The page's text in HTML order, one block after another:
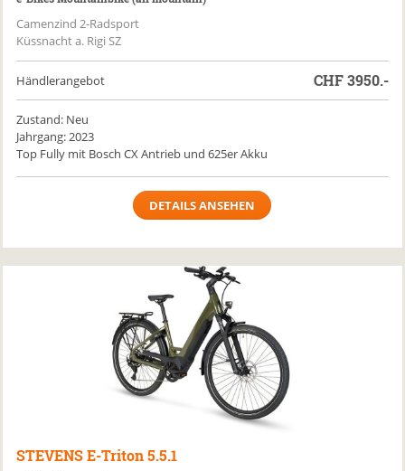
Camenzind 2-Radsport
Küssnacht a. Rigi SZ
Händlerangebot CHF3950.-
Zustand: Neu
Jahrgang: 2023
Top Fully mit Bosch CX Antrieb und 625er Akku
DETAILS ANSEHEN
STEVENS E-Triton 5.5.1